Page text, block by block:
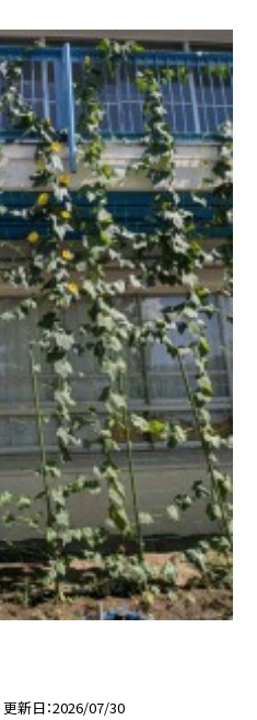
更新日 2026/07/30